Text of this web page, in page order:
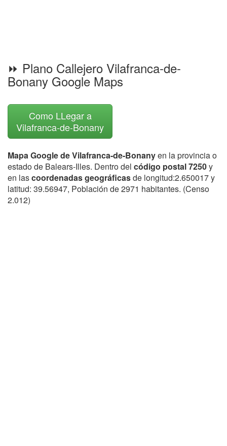
⏩ Plano Callejero Vilafranca-de-
Bonany Google Maps
Como LLegar a
Vilafranca-de-Bonany
Mapa Google de Vilafranca-de-Bonanyen la provincia o
estado de Balears-Illes. Dentro del código postal 7250y
en lascoordenadas geográficasde longitud:2.650017 y
latitud: 39.56947, Población de 2971 habitantes. (Censo
2.012)